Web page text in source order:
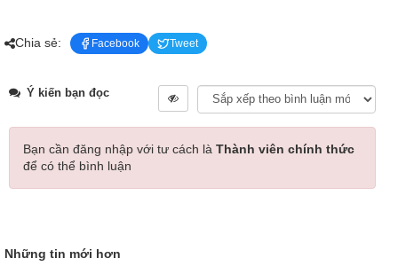
Chia sẻ: Facebook Tweet
Ý kiến bạn đọc
Bạn cần đăng nhập với tư cách là Thành viên chính thức
để có thể bình luận
Những tin mới hơn